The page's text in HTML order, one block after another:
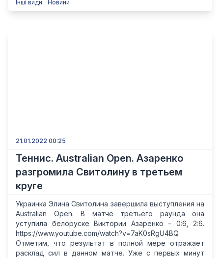
Інші види Новини
21.01.2022 00:25
Теннис. Australian Open. Азаренко
разгромила Свитолину в третьем
круге
Украинка Элина Свитолина завершила выступления на
Australian Open. В матче третьего раунда она
уступила белоруске Виктории Азаренко – 0:6, 2:6.
https://www.youtube.com/watch?v=7aK0sRgU4BQ
Отметим, что результат в полной мере отражает
расклад сил в данном матче. Уже с первых минут